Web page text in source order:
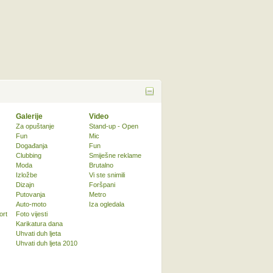
Galerije
Za opuštanje
Fun
Događanja
Clubbing
Moda
Izložbe
Dizajn
Putovanja
Auto-moto
Foto vijesti
Karikatura dana
Uhvati duh ljeta
Uhvati duh ljeta 2010
Video
Stand-up - Open
Mic
Fun
Smiješne reklame
Brutalno
Vi ste snimili
Foršpani
Metro
Iza ogledala